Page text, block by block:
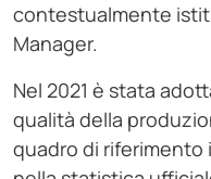
contestualmente
Manager.
Nel 2021 è stata
qualità della
quadro di riferimento